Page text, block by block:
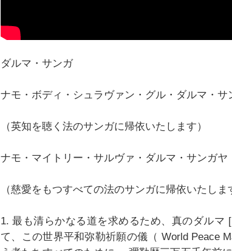
ダルマ・サンガ
ナモ・ボディ・シュラヴァン・グル・ダルマ・サ
（英知を聴く法のサンガに帰依いたします）
ナモ・マイトリー・サルヴァ・ダルマ・サンガヤ
（慈愛をもつすべての法のサンガに帰依いたしま
1. 最も清らかなる道を求めるため、真のダルマ
て、この世界平和弥勒祈願の儀（ World Peace